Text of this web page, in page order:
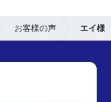
お客様の声 エイ様